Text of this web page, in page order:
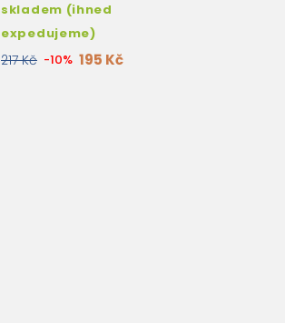
skladem (ihned
expedujeme)
217 Kč -10% 195 Kč